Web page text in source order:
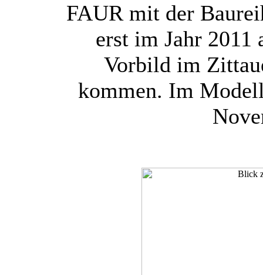
FAUR mit der
erst im Jahr 2011
Vorbild im
kommen. Im